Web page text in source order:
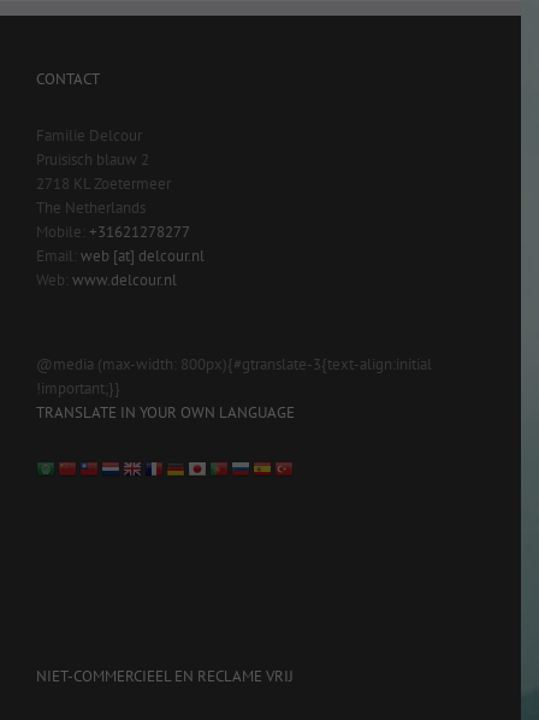
CONTACT
Familie Delcour
Pruisisch blauw 2
2718 KL Zoetermeer
The Netherlands
Mobile: +31621278277
Email: web [at] delcour.nl
Web: www.delcour.nl
@media (max-width: 800px){#gtranslate-3{text-align:initial
!important;}}
TRANSLATE IN YOUR OWN LANGUAGE
NIET-COMMERCIEEL EN RECLAME VRIJ